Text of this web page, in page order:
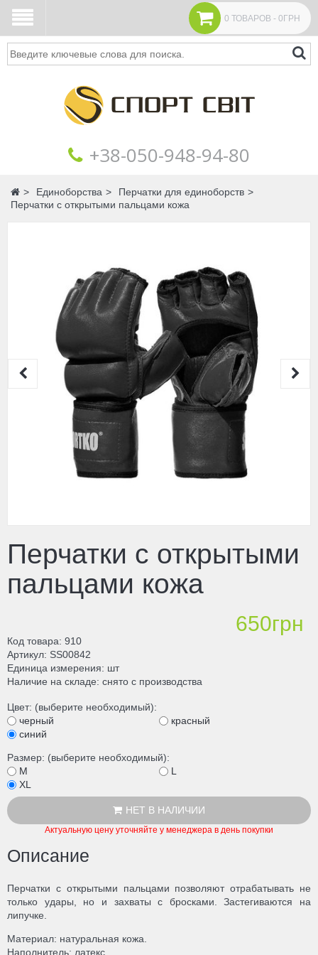
0 ТОВАРОВ - 0ГРН
Поиск
+38‎‎-050-948-94-80
Главная
Единоборства
Перчатки для единоборств
Перчатки с открытыми пальцами кожа
Перчатки с открытыми
пальцами кожа
650грн
Код товара 910
Артикул SS00842
Единица измерения
шт
Наличие на складе снято с производства
Цвет: (выберите необходимый):
черный
красный
синий
Размер: (выберите необходимый):
M
L
XL
НЕТ В НАЛИЧИИ
Актуальную цену уточняйте у менеджера в день покупки
Описание
Перчатки с открытыми пальцами позволяют отрабатывать не
только удары, но и захваты с бросками. Застегиваются на
липучке.
Материал: натуральная кожа.
Наполнитель: латекс.